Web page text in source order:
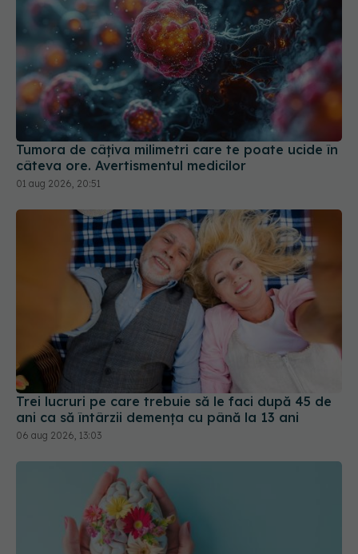
Tumora de câțiva milimetri care te poate ucide în
câteva ore. Avertismentul medicilor
01 aug 2026, 20:51
Trei lucruri pe care trebuie să le faci după 45 de
ani ca să întârzii demența cu până la 13 ani
06 aug 2026, 13:03